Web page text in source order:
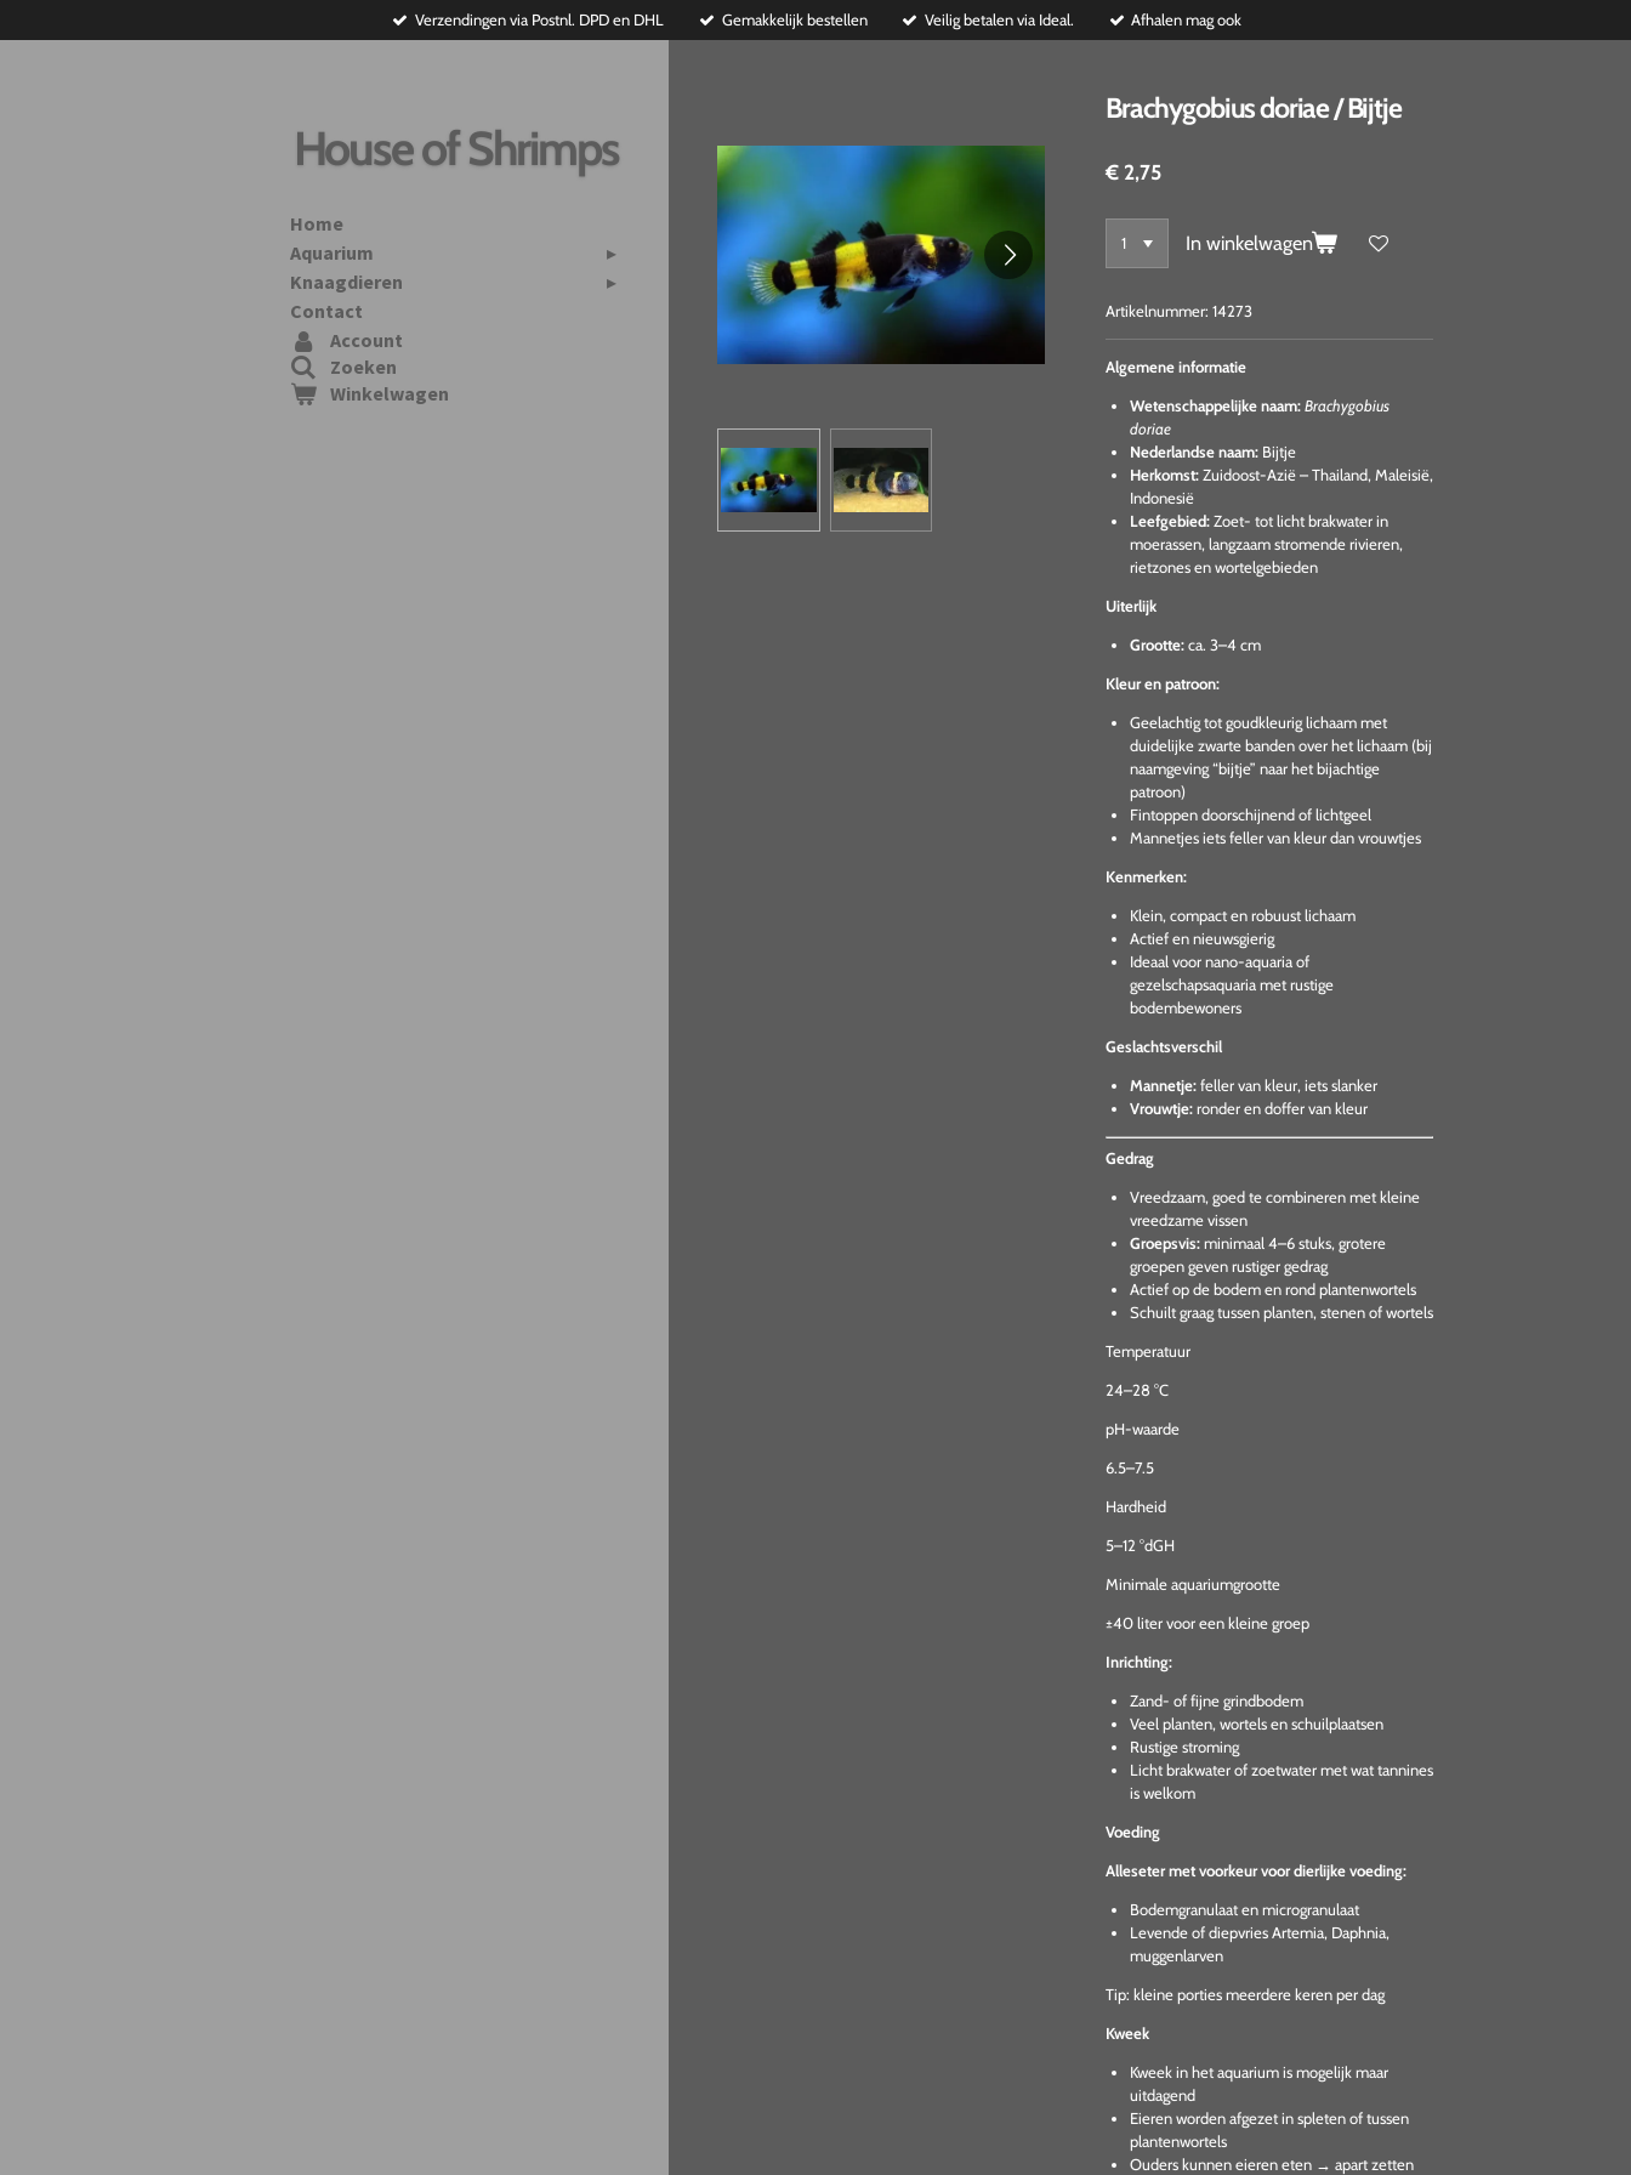
direct
Verzendingen via Postnl. DPD en DHL Gemakkelijk bestellen Veilig betalen via Ideal. Afhalen mag ook
Brachygobius doriae / Bijtje
€ 2,75
In winkelwagen
Artikelnummer: 14273
Algemene informatie
Wetenschappelijke naam: Brachygobius
doriae
Nederlandse naam:Bijtje
Herkomst:Zuidoost-Azië – Thailand, Maleisië,
Indonesië
Leefgebied:Zoet- tot licht brakwater in
moerassen, langzaam stromende rivieren,
rietzones en wortelgebieden
Uiterlijk
Grootte:ca. 3–4 cm
Kleur en patroon:
Geelachtig tot goudkleurig lichaam met
duidelijke zwarte banden over het lichaam (bij
naamgeving “bijtje” naar het bijachtige
patroon)
Fintoppen doorschijnend of lichtgeel
Mannetjes iets feller van kleur dan vrouwtjes
Kenmerken:
Klein, compact en robuust lichaam
Actief en nieuwsgierig
Ideaal voor nano-aquaria of
gezelschapsaquaria met rustige
bodembewoners
Geslachtsverschil
Mannetje:feller van kleur, iets slanker
Vrouwtje:ronder en doffer van kleur
Gedrag
Vreedzaam, goed te combineren met kleine
vreedzame vissen
Groepsvis:minimaal 4–6 stuks, grotere
groepen geven rustiger gedrag
Actief op de bodem en rond plantenwortels
Schuilt graag tussen planten, stenen of wortels
Temperatuur
24–28 °C
pH-waarde
6.5–7.5
Hardheid
5–12 °dGH
Minimale aquariumgrootte
±40 liter voor een kleine groep
Inrichting:
Zand- of fijne grindbodem
Veel planten, wortels en schuilplaatsen
Rustige stroming
Licht brakwater of zoetwater met wat tannines
is welkom
Voeding
Alleseter met voorkeur voor dierlijke voeding:
Bodemgranulaat en microgranulaat
Levende of diepvries Artemia, Daphnia,
muggenlarven
Tip: kleine porties meerdere keren per dag
Kweek
Kweek in het aquarium is mogelijk maar
uitdagend
Eieren worden afgezet in spleten of tussen
plantenwortels
Ouders kunnen eieren eten → apart zetten
House of Shrimps
Home
Aquarium
Knaagdieren
Contact
Account
Zoeken
Winkelwagen